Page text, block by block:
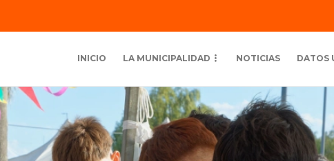
INICIO LA MUNICIPALIDAD NOTICIAS DATOS